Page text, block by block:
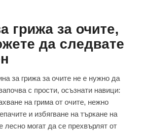
грижа за очите,
да следвате
за грижа за очите не е нужно да
с прости, осъзнати навици:
на грима от очите, нежно
и избягване на търкане на
лесно могат да се прехвърлят от